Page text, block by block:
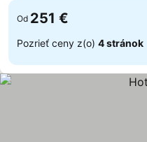
Od 251 €
Pozrieť ceny z(o) 4 stránok